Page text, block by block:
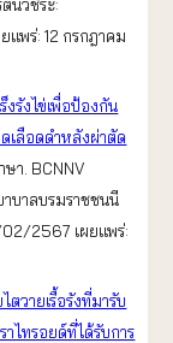
น์วชิระ:
พร่: 12 กรกฎาคม
งรังไข่เพื่อป้องกัน
เลือดดำหลังผ่าตัด
า. BCNNV
บาลบรมราชชนนี
02/2567 เผยแพร่:
ตวายเรื้อรังที่มารับ
ไทรอยด์ที่ได้รับการ